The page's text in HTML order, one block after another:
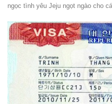
ngọc tình yêu Jeju ngọt ngào cho